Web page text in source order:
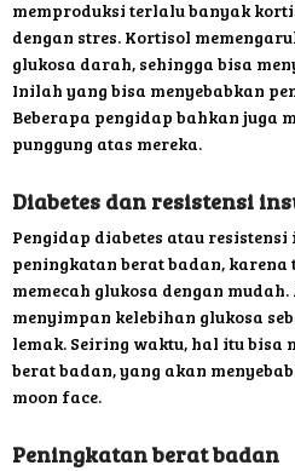
memproduksi terlalu banyak
dengan stres. Kortisol
glukosa darah, sehingga bisa
Inilah yang bisa menyebabkan
Beberapa pengidap bahkan juga
punggung atas mereka.
Diabetes dan resistensi
Pengidap diabetes atau
peningkatan berat badan, karena
memecah glukosa dengan
menyimpan kelebihan glukosa
lemak. Seiring waktu, hal itu bisa
berat badan, yang akan
moon face.
Peningkatan berat badan